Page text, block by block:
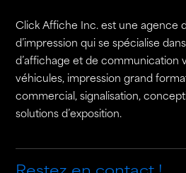
Click Affiche Inc. est une agence
d’impression qui se spécialise
d’affichage et de communication
véhicules, impression grand
commercial, signalisation,
solutions d’exposition.